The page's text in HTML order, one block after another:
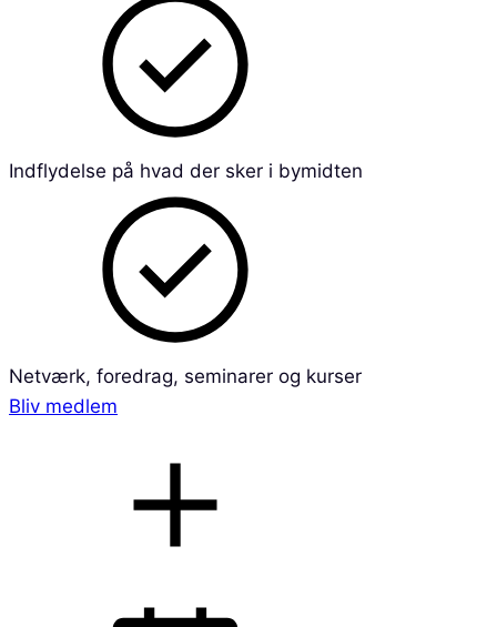
Indflydelse på hvad der sker i bymidten
Netværk, foredrag, seminarer og kurser
Bliv medlem